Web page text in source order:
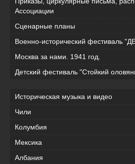
Ассоциации
Сценарные планы
Военно-исторический фестиваль
Москва за нами. 1941 год.
Детский фестиваль "Стойкий
Историческая музыка и видео
Чили
Колумбия
Мексика
Албания